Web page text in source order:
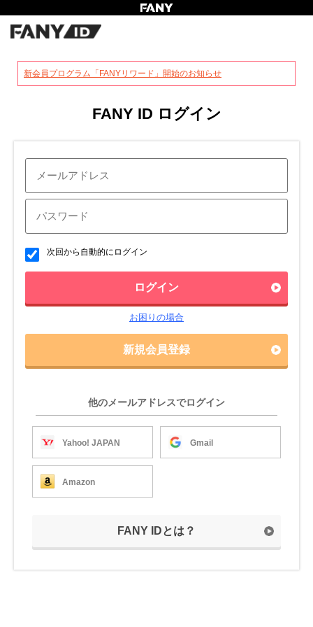
新会員プログラム「FANYリワード」開始のお知らせ
FANY ID ログイン
次回から自動的にログイン
ログイン
お困りの場合
新規会員登録
他のメールアドレスでログイン
Yahoo! JAPAN Gmail
Amazon
FANY IDとは？